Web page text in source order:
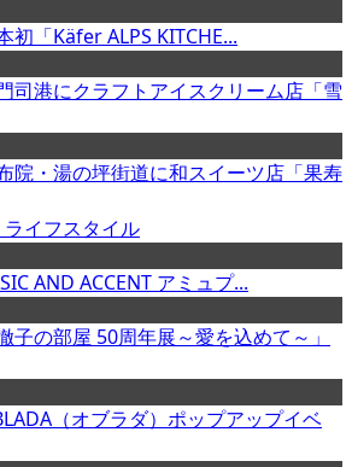
初「Käfer ALPS KITCHE...
司港にクラフトアイスクリーム店「雪
院・湯の坪街道に和スイーツ店「果寿
イフスタイル
AND ACCENT アミュプ...
子の部屋 50周年展～愛を込めて～」
（オブラダ）ポップアップイベ